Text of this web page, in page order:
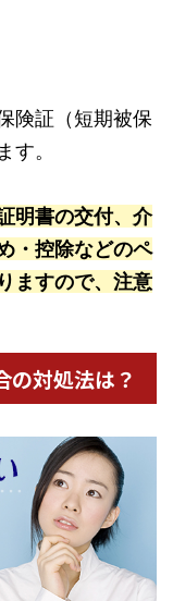
険証（短期被保
す。
明書の交付、介
・控除などのペ
ますので、注意
の対処法は？